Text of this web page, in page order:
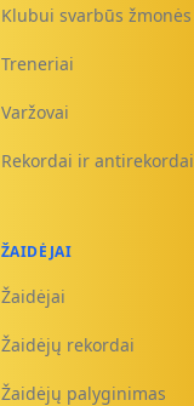
Klubui svarbūs žmonės
Treneriai
Varžovai
Rekordai ir antirekordai
ŽAIDĖJAI
Žaidėjai
Žaidėjų rekordai
Žaidėjų palyginimas